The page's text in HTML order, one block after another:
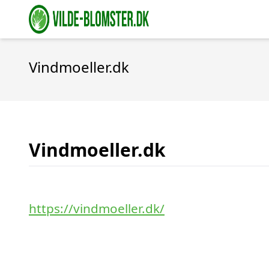
Vindmoeller.dk
Vindmoeller.dk
https://vindmoeller.dk/